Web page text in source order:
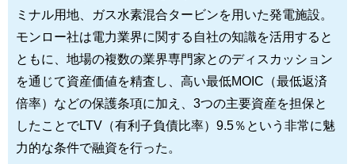
ミナル用地、ガス水素混合タービンを用いた発電施設。
モンロー社は電力業界に関する自社の知識を活用すると
ともに、地場の複数の業界専門家とのディスカッション
を通じて資産価値を精査し、高い最低MOIC（最低返済
倍率）などの保護条項に加え、3つの主要資産を担保と
したことでLTV（有利子負債比率）9.5％という非常に魅
力的な条件で融資を行った。